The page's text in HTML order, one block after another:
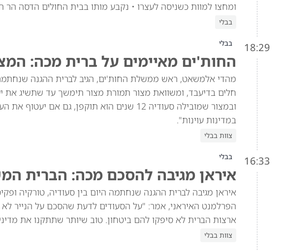
ומחצו למוות כשניסה לעצרו • נקבע מותו בבית החולים הדסה הר
בבלי
18:29 בבלי
החות'ים מאיימים על ברית מכה:
מהדי אלמשאט, ראש ממשלת החות'ים, הגיב לברית ההגנה שנחתמה
חלים בדיעבד, ומשוואת מצור תמורת מצור תימשך עד שתשיג
ובמצור שמובילה סעודיה 12 שנים הוא תוקפן,
במדינות עוינות".
צוות בבלי
16:33 בבלי
איראן מגיבה להסכם מכה: הברית
איראן מגיבה לברית ההגנה שנחתמה היום בין סעודיה, טורקיה
הפרלמנט האיראני, אמר: "על הסעודים לדעת שהסכם על הנייר
ארצות הברית לא סיפקו להם ביטחון. טוב שיותר שתתקנו את
צוות בבלי